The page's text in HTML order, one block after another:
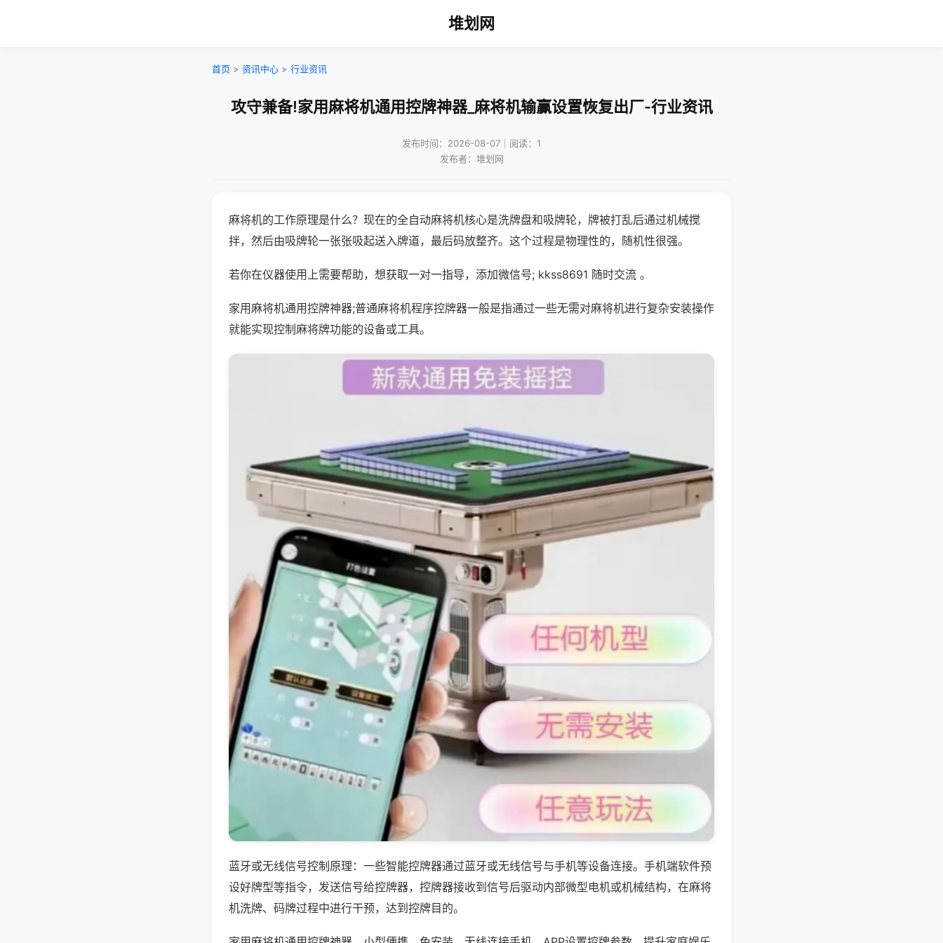
堆划网
首页 > 资讯中心 > 行业资讯
攻守兼备!家用麻将机通用控牌神器_麻将机输赢设置恢复出厂-行业资讯
发布时间：2026-08-07｜阅读：1
发布者：堆划网
麻将机的工作原理是什么？现在的全自动麻将机核心是洗牌盘和吸牌轮，牌被打乱后通过机械搅
拌，然后由吸牌轮一张张吸起送入牌道，最后码放整齐。这个过程是物理性的，随机性很强。
若你在仪器使用上需要帮助，想获取一对一指导，添加微信号; kkss8691 随时交流 。
家用麻将机通用控牌神器;普通麻将机程序控牌器一般是指通过一些无需对麻将机进行复杂安装操作
就能实现控制麻将牌功能的设备或工具。
蓝牙或无线信号控制原理：一些智能控牌器通过蓝牙或无线信号与手机等设备连接。手机端软件预
设好牌型等指令，发送信号给控牌器，控牌器接收到信号后驱动内部微型电机或机械结构，在麻将
机洗牌、码牌过程中进行干预，达到控牌目的。